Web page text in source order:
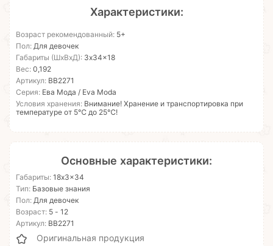
Характеристики:
Возраст рекомендованный: 5+
Пол: Для девочек
Габариты (ШхВхД): 3x34x18
Вес: 0,192
Артикул: ВВ2271
Серия: Ева Мода / Eva Moda
Условия хранения: Внимание! Хранение и транспортировка при
температуре от 5℃ до 25℃!
Основные характеристики:
Габариты: 18x3x34
Тип: Базовые знания
Пол: Для девочек
Возраст: 5 - 12
Артикул: ВВ2271
Оригинальная продукция